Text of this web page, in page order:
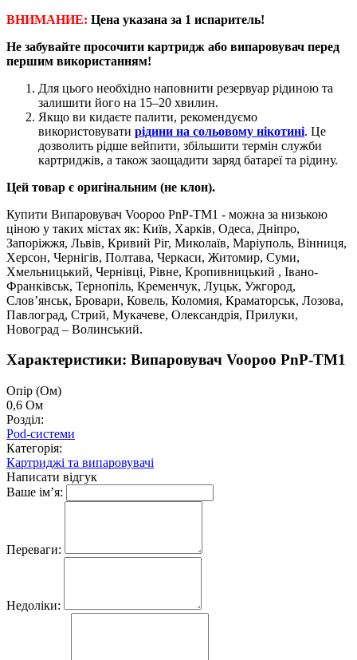
ВНИМАНИЕ: Цена указана за 1 испаритель!
Не забувайте просочити картридж або випаровувач перед
першим використанням!
Для цього необхідно наповнити резервуар рідиною та
залишити його на 15–20 хвилин.
Якщо ви кидаєте палити, рекомендуємо
використовувати рідини на сольовому нікотині. Це
дозволить рідше вейпити, збільшити термін служби
картриджів, а також заощадити заряд батареї та рідину.
Цей товар є оригінальним (не клон).
Купити Випаровувач Voopoo PnP-TM1 - можна за низькою
ціною у таких містах як: Київ, Харків, Одеса, Дніпро,
Запоріжжя, Львів, Кривий Ріг, Миколаїв, Маріуполь, Вінниця,
Херсон, Чернігів, Полтава, Черкаси, Житомир, Суми,
Хмельницький, Чернівці, Рівне, Кропивницький , Івано-
Франківськ, Тернопіль, Кременчук, Луцьк, Ужгород,
Слов’янськ, Бровари, Ковель, Коломия, Краматорськ, Лозова,
Павлоград, Стрий, Мукачеве, Олександрія, Прилуки,
Новоград – Волинський.
Характеристики: Випаровувач Voopoo PnP-TM1
Опір (Ом)
0,6 Ом
Розділ:
Pod-системи
Категорія:
Картриджі та випаровувачі
Написати відгук
Ваше ім’я:
Переваги:
Недоліки: